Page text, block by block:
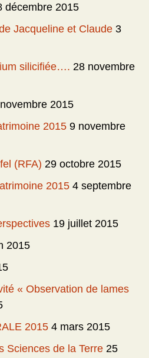
décembre 2015
Jacqueline et Claude 3
silicifiée…. 28 novembre
2015
2015 9 novembre
(RFA) 29 octobre 2015
2015 4 septembre
19 juillet 2015
2015
« Observation de lames
2015 4 mars 2015
Sciences de la Terre 25